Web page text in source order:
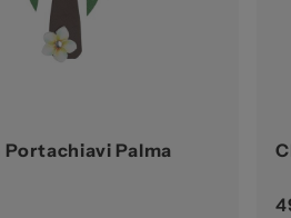
Portachiavi Palma